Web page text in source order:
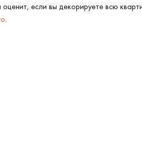
если вы декорируете всю
.